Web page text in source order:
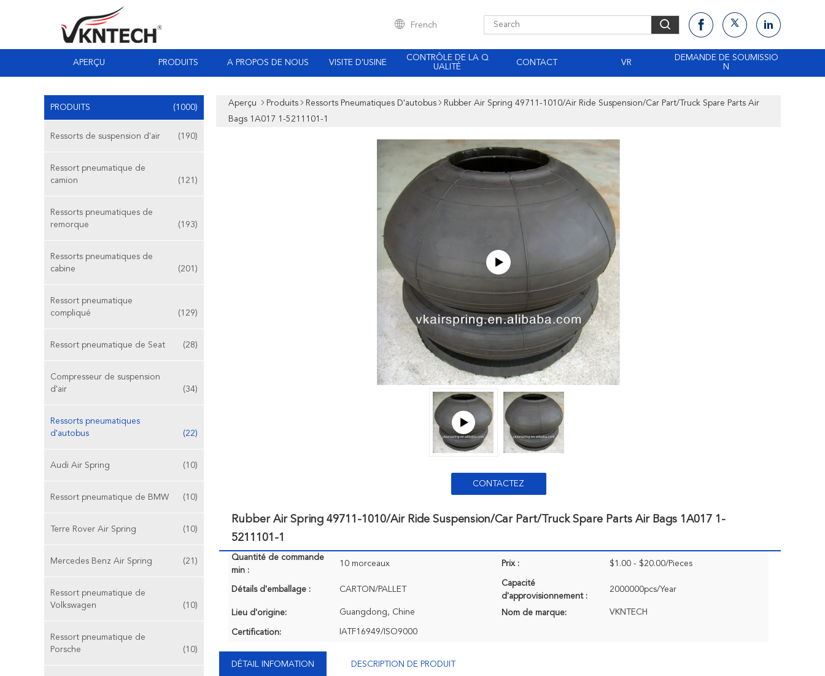
French
APERÇU PRODUITS A PROPOS DE NOUS VISITE D'USINE
CONTRÔLE DE LA Q
UALITÉ
CONTACT VR
DEMANDE DE SOUMISSIO
N
PRODUITS (1000)
Ressorts de suspension d'air (190)
Ressort pneumatique de
camion
(121)
Ressorts pneumatiques de
remorque
(193)
Ressorts pneumatiques de
cabine
(201)
Ressort pneumatique
compliqué
(129)
Ressort pneumatique de Seat (28)
Compresseur de suspension
d'air
(34)
Ressorts pneumatiques
d'autobus
(22)
Audi Air Spring (10)
Ressort pneumatique de BMW (10)
Terre Rover Air Spring (10)
Mercedes Benz Air Spring (21)
Ressort pneumatique de
Volkswagen
(10)
Ressort pneumatique de
Porsche
(10)
Aperçu Produits Ressorts Pneumatiques D'autobus
Rubber Air Spring 49711-1010/Air Ride Suspension/Car Part/Truck Spare Parts Air
Bags 1A017 1-5211101-1
CONTACTEZ
Rubber Air Spring 49711-1010/Air Ride Suspension/Car Part/Truck Spare Parts Air Bags 1A017 1-
5211101-1
Quantité de commande
min :
10 morceaux Prix : $1.00 - $20.00/Pieces
Détails d'emballage : CARTON/PALLET
Capacité
d'approvisionnement :
2000000pcs/Year
Lieu d'origine: Guangdong, Chine Nom de marque: VKNTECH
Certification: IATF16949/ISO9000
DÉTAIL INFOMATION DESCRIPTION DE PRODUIT